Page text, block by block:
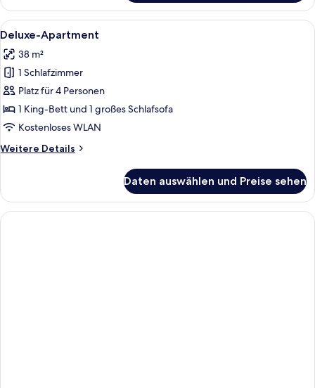
Zweibettzimmer
Alle
Fotos
für
Deluxe-
Apartment
anzeigen
Ein modernes Hotelzimmer mit
5
Deluxe-Apartment
38 m²
1 Schlafzimmer
Platz für 4 Personen
1 King-Bett und 1 großes Schlafsofa
Kostenloses WLAN
Weitere Details
Weitere
Apartment
Daten auswählen und Preise sehen